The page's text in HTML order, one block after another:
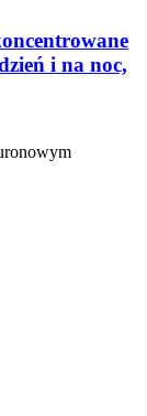
i na noc,